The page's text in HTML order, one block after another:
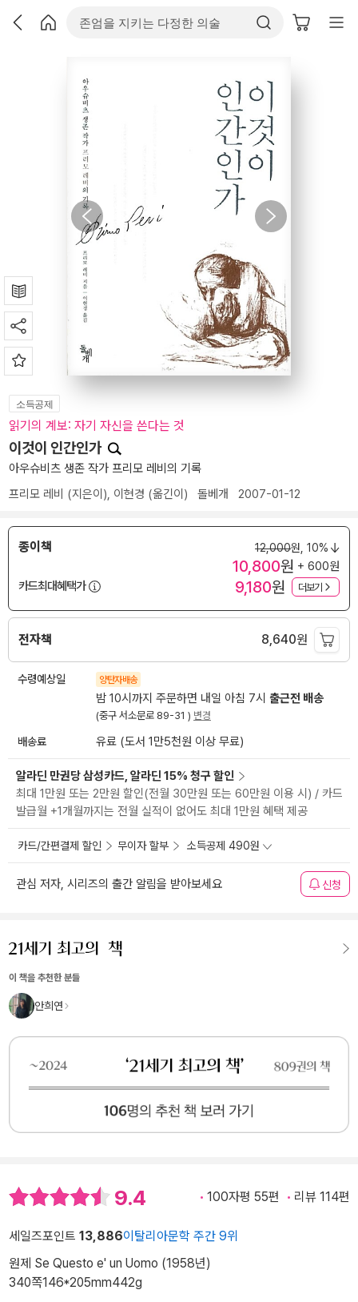
소득공제
읽기의 계보: 자기 자신을 쓴다는 것
이것이 인간인가
아우슈비츠 생존 작가 프리모 레비의 기록
프리모 레비
(지은이), 이현경 (옮긴이) 돌베개 2007-01-12
종이책 12,000원, 10%
10,800원 + 600원
카드최대혜택가
9,180원 더보기
전자책 8,640원
수령예상일 양탄자배송
밤 10시까지 주문하면 내일 아침 7시 출근전 배송
(중구 서소문로 89-31 ) 변경
배송료 유료 (도서 1만5천원 이상 무료)
알라딘 만권당 삼성카드, 알라딘 15% 청구 할인
최대 1만원 또는 2만원 할인(전월 30만원 또는 60만원 이용 시) / 카드
발급월 +1개월까지는 전월 실적이 없어도 최대 1만원 혜택 제공
카드/간편결제 할인 무이자 할부 소득공제 490원
관심 저자, 시리즈의 출간 알림을 받아보세요 신청
이 책을 추천한 분들
안희연
9.4 100자평 55편 리뷰 114편
세일즈포인트 13,886이탈리아문학 주간 9위
원제 Se Questo e' un Uomo (1958년)
340쪽146*205mm442g